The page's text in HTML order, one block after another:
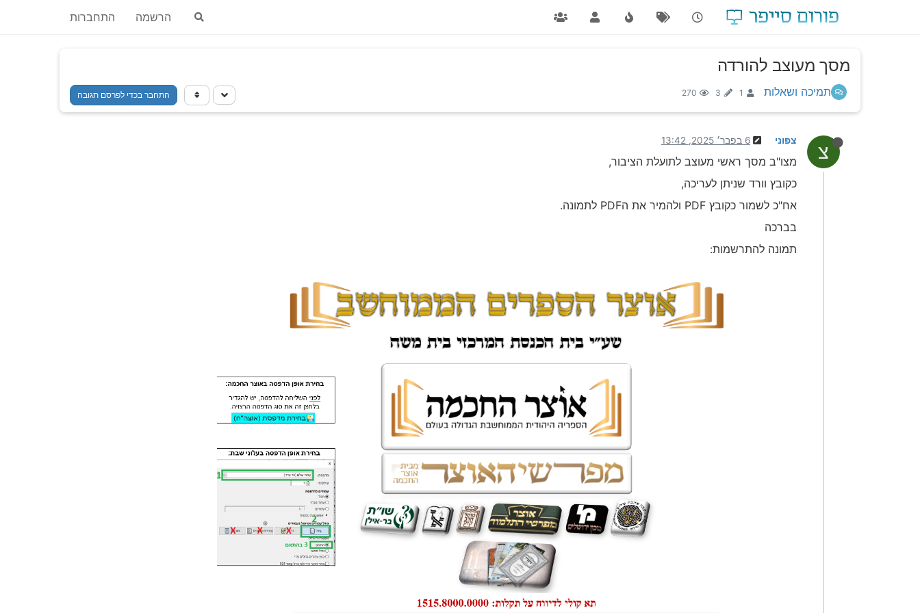
הרשמה התחברות
מסך מעוצב להורדה
תמיכה ושאלות 1
3
270 התחבר בכדי לפרסם תגובה
צ צפוני 6 בפבר׳ 2025, 13:42
מצו"ב מסך ראשי מעוצב לתועלת הציבור,
כקובץ וורד שניתן לעריכה,
אח"כ לשמור כקובץ PDF ולהמיר את הPDF לתמונה.
בברכה
תמונה להתרשמות: